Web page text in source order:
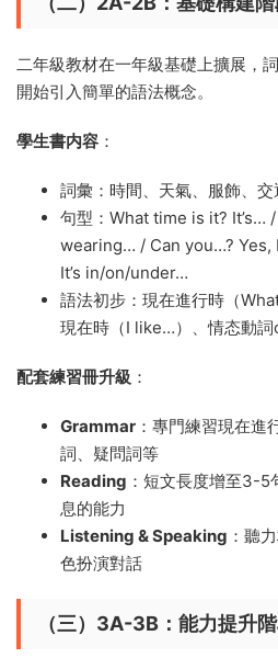
二年級教材在一年級基礎上擴展，
開始引入簡單的語法概念。
學生書内容 ：
詞彙：時間、天氣、服飾、
句型：What time is it? It’s…
wearing… / Can you…? Yes,
It’s in/on/under…
語法初步：現在進行時（
現在時（I like…）、情态動詞
配套練習冊升級 ：
Grammar ：專門練習現在進
詞、疑問詞等
Reading ：短文長度增至3-5
息的能力
Listening & Speaking ：聽
色扮演對話
（三）3A-3B：能力提升